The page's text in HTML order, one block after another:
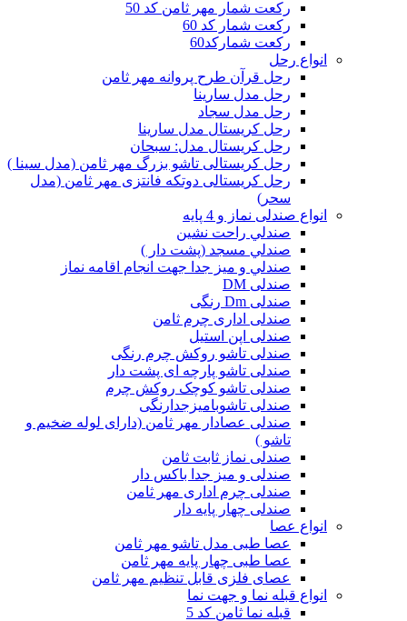
رکعت شمار مهر ثامن کد 50
رکعت شمار کد 60
رکعت شمارکد60
انواع رحل
رحل قرآن طرح پروانه مهر ثامن
رحل مدل سارینا
رحل مدل سجاد
رحل کریستال مدل سارینا
رحل کریستال مدل: سبحان
رحل کریستالی تاشو بزرگ مهر ثامن (مدل سینا )
رحل کریستالی دوتکه فانتزی مهر ثامن (مدل
سحر)
انواع صندلی نماز و 4 پایه
صندلي راحت نشين
صندلي مسجد (پشت دار )
صندلي و ميز جدا جهت انجام اقامه نماز
صندلی DM
صندلی Dm رنگی
صندلی اداری چرم ثامن
صندلی اپن استیل
صندلی تاشو روکش چرم رنگی
صندلی تاشو پارچه ای پشت دار
صندلی تاشو کوچک روکش چرم
صندلی تاشوبامیزجدارنگی
صندلی عصادار مهر ثامن (دارای لوله ضخیم و
تاشو )
صندلی نماز ثابت ثامن
صندلی و میز جدا باکس دار
صندلی چرم اداری مهر ثامن
صندلی چهار پایه دار
انواع عصا
عصا طبی مدل تاشو مهر ثامن
عصا طبی چهار پایه مهر ثامن
عصای فلزی قابل تنظیم مهر ثامن
انواع قبله نما و جهت نما
قبله نما ثامن کد 5